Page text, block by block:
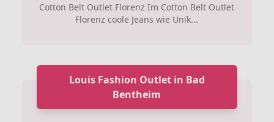
Cotton Belt Outlet Florenz Im Cotton Belt Outlet
Florenz coole Jeans wie Unik...
Louis Fashion Outlet in Bad
Bentheim